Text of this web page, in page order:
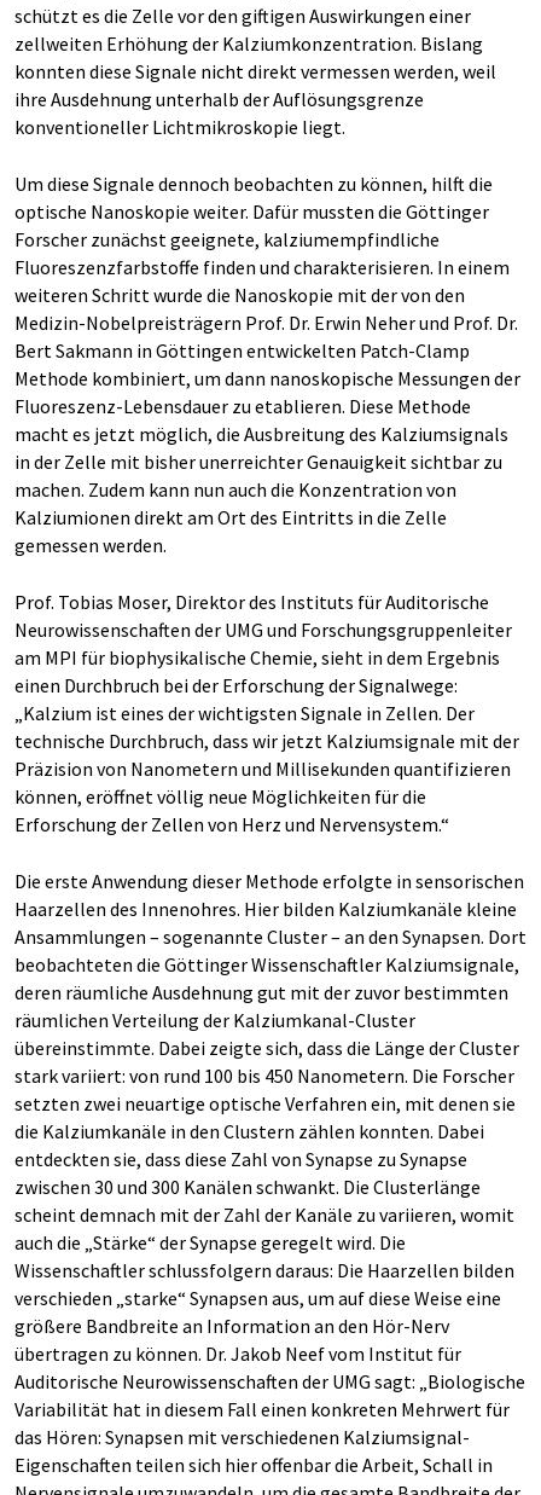
schützt es die Zelle vor den giftigen Auswirkungen einer
zellweiten Erhöhung der Kalziumkonzentration. Bislang
konnten diese Signale nicht direkt vermessen werden, weil
ihre Ausdehnung unterhalb der Auflösungsgrenze
konventioneller Lichtmikroskopie liegt.
Um diese Signale dennoch beobachten zu können, hilft die
optische Nanoskopie weiter. Dafür mussten die Göttinger
Forscher zunächst geeignete, kalziumempfindliche
Fluoreszenzfarbstoffe finden und charakterisieren. In einem
weiteren Schritt wurde die Nanoskopie mit der von den
Medizin-Nobelpreisträgern Prof. Dr. Erwin Neher und Prof. Dr.
Bert Sakmann in Göttingen entwickelten Patch-Clamp
Methode kombiniert, um dann nanoskopische Messungen der
Fluoreszenz-Lebensdauer zu etablieren. Diese Methode
macht es jetzt möglich, die Ausbreitung des Kalziumsignals
in der Zelle mit bisher unerreichter Genauigkeit sichtbar zu
machen. Zudem kann nun auch die Konzentration von
Kalziumionen direkt am Ort des Eintritts in die Zelle
gemessen werden.
Prof. Tobias Moser, Direktor des Instituts für Auditorische
Neurowissenschaften der UMG und Forschungsgruppenleiter
am MPI für biophysikalische Chemie, sieht in dem Ergebnis
einen Durchbruch bei der Erforschung der Signalwege:
„Kalzium ist eines der wichtigsten Signale in Zellen. Der
technische Durchbruch, dass wir jetzt Kalziumsignale mit der
Präzision von Nanometern und Millisekunden quantifizieren
können, eröffnet völlig neue Möglichkeiten für die
Erforschung der Zellen von Herz und Nervensystem.“
Die erste Anwendung dieser Methode erfolgte in sensorischen
Haarzellen des Innenohres. Hier bilden Kalziumkanäle kleine
Ansammlungen – sogenannte Cluster – an den Synapsen. Dort
beobachteten die Göttinger Wissenschaftler Kalziumsignale,
deren räumliche Ausdehnung gut mit der zuvor bestimmten
räumlichen Verteilung der Kalziumkanal-Cluster
übereinstimmte. Dabei zeigte sich, dass die Länge der Cluster
stark variiert: von rund 100 bis 450 Nanometern. Die Forscher
setzten zwei neuartige optische Verfahren ein, mit denen sie
die Kalziumkanäle in den Clustern zählen konnten. Dabei
entdeckten sie, dass diese Zahl von Synapse zu Synapse
zwischen 30 und 300 Kanälen schwankt. Die Clusterlänge
scheint demnach mit der Zahl der Kanäle zu variieren, womit
auch die „Stärke“ der Synapse geregelt wird. Die
Wissenschaftler schlussfolgern daraus: Die Haarzellen bilden
verschieden „starke“ Synapsen aus, um auf diese Weise eine
größere Bandbreite an Information an den Hör-Nerv
übertragen zu können. Dr. Jakob Neef vom Institut für
Auditorische Neurowissenschaften der UMG sagt: „Biologische
Variabilität hat in diesem Fall einen konkreten Mehrwert für
das Hören: Synapsen mit verschiedenen Kalziumsignal-
Eigenschaften teilen sich hier offenbar die Arbeit, Schall in